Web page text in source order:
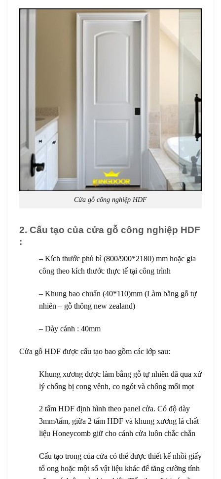
Cửa gỗ công nghiệp HDF
2. Cấu tạo của cửa gỗ công nghiệp HDF
:
– Kích thước phủ bì (800/900*2180) mm hoặc gia
công theo kích thước thực tế tại công trình
– Khung bao chuẩn (40*110)mm (Làm bằng gỗ tự
nhiên – gỗ thông new zealand)
– Dày cánh : 40mm
Cửa gỗ HDF được cấu tạo bao gồm các lớp sau:
Khung xương được làm bằng gỗ tự nhiên đã qua xử
lý chống bị cong vênh, co ngót và chống mối mọt
2 tấm HDF định hình theo panel cửa. Có độ dày
3mm/tấm, giữa 2 tấm HDF và khung xương là chất
liệu Honeycomb giữ cho cánh cửa luôn chắc chắn
Cấu tạo trong của cửa có thể được thiết kế nhồi giấy
tổ ong hoặc một số vật liệu khác để tăng cường tính